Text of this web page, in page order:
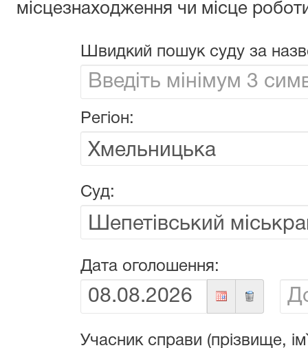
місцезнаходження чи місце
Швидкий пошук суду за
Регіон:
Суд:
Дата оголошення:
Від:
До:
Учасник справи (прізвище,